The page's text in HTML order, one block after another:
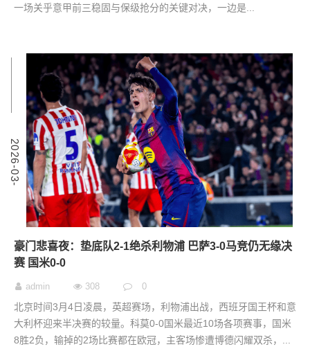
一场关乎意甲前三稳固与保级抢分的关键对决，一边是...
2
0
2
6
-
0
3
-
0
豪门悲喜夜：垫底队2-1绝杀利物浦 巴萨3-0马竞仍无缘决
赛 国米0-0
admin 308 0
北京时间3月4日凌晨，英超赛场，利物浦出战，西班牙国王杯和意
大利杯迎来半决赛的较量。科莫0-0国米最近10场各项赛事，国米
8胜2负，输掉的2场比赛都在欧冠，主客场惨遭博德闪耀双杀，...